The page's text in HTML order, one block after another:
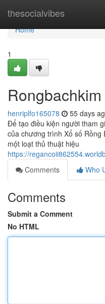
thesocialvibes
Home
Home
1
Rongbachkim
henriplfo165078 55 days
Để tạo điều kiện người tham
của chương trình Xổ số Rồng
một loạt thủ thuật hiệu
https://
Comments
Who
Comments
Submit a Comment
No HTML